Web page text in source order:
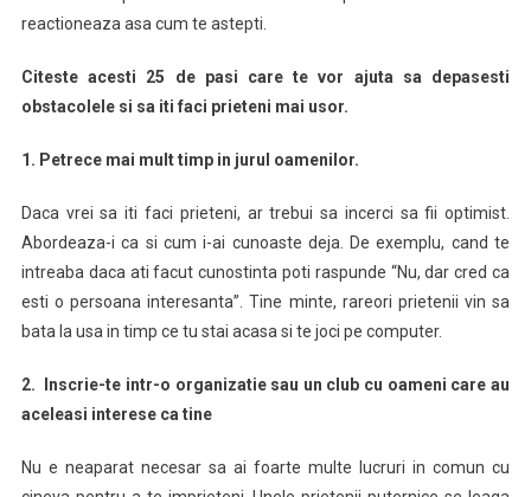
reactioneaza asa cum te astepti.
Citeste acesti 25 de pasi care te vor ajuta sa depasesti
obstacolele si sa iti faci prieteni mai usor.
1. Petrece mai mult timp in jurul oamenilor.
Daca vrei sa iti faci prieteni, ar trebui sa incerci sa fii optimist.
Abordeaza-i ca si cum i-ai cunoaste deja. De exemplu, cand te
intreaba daca ati facut cunostinta poti raspunde “Nu, dar cred ca
esti o persoana interesanta”. Tine minte, rareori prietenii vin sa
bata la usa in timp ce tu stai acasa si te joci pe computer.
2. Inscrie-te intr-o organizatie sau un club cu oameni care au
aceleasi interese ca tine
Nu e neaparat necesar sa ai foarte multe lucruri in comun cu